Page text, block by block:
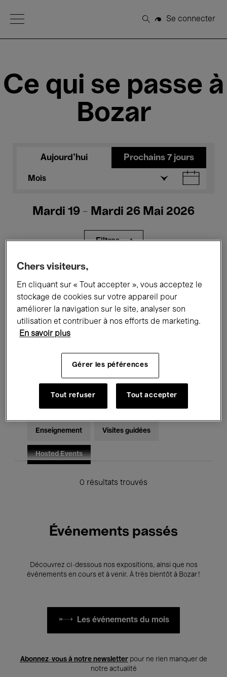
Open Menu
Rechercher
Se connecter
Ce qui se passe à
Bozar
Aujourd'hui Prochains 7 jours
Mois
Mardi 19 - Mardi 26 Mai 2026
Filtres
Expositions Films Performances
Rencontres & Débats Jazz
Musique électronique
Pour tous Kids’ Palace
Enseignement Visites guidées
Hosted Events
0 résultats trouvés
Événements passés
Découvrez ci-dessous nos expositions, ainsi que nos
événements en cours et à venir. À très bientôt à Bozar !
Les événements du mois
Abonnez-vous à notre newsletterpour ne rien manquer de
notre actualité
Chers visiteurs,
En cliquant sur « Tout accepter », vous acceptez le
stockage de cookies sur votre appareil pour
améliorer la navigation sur le site, analyser son
utilisation et contribuer à nos efforts de marketing.
En savoir plus
Gérer les péférences
Tout refuser Tout accepter